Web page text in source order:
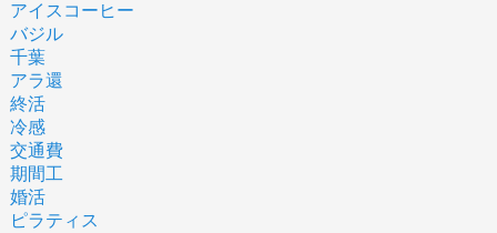
アイスコーヒー
バジル
千葉
アラ還
終活
冷感
交通費
期間工
婚活
ピラティス